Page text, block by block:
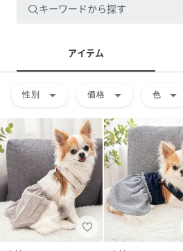
キーワードから探す
アイテム
性別 arrow_drop_down 価格 arrow_drop_down 色 arrow_drop_down